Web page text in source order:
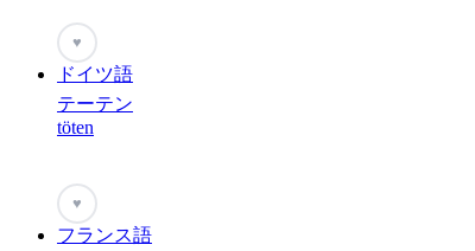
♥
ドイツ語
テーテン
töten
♥
フランス語